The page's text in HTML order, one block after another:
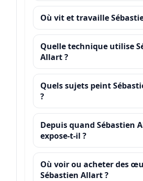
Où vit et travaille
Quelle technique utilise
Allart ?
Quels sujets peint
?
Depuis quand Sébastien
expose-t-il ?
Où voir ou acheter des
Sébastien Allart ?